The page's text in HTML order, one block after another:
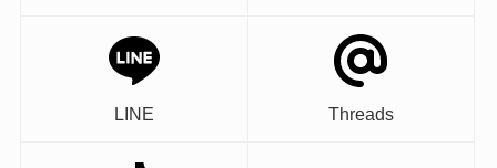
LINE Threads